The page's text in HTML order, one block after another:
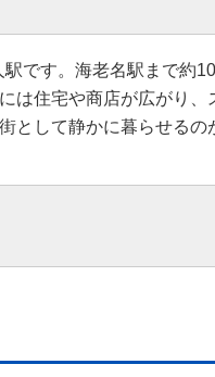
です。海老名駅まで約
住宅や商店が広がり
して静かに暮らせるの